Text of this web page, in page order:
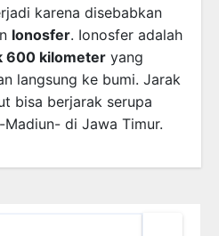
karena disebabkan
Ionosfer. Ionosfer adalah
600 kilometer yang
langsung ke bumi. Jarak
bisa berjarak serupa
di Jawa Timur.